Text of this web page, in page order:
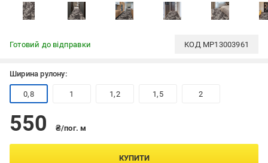
Готовий до відправки КОД MP13003961
Ширина рулону:
0,8 1 1,2 1,5 2
550 ₴/пог. м
КУПИТИ